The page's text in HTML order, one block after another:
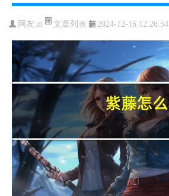
网友:zt 文章列表 2024-12-16 12:26:54